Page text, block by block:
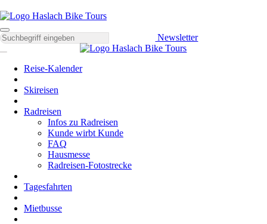
Newsletter
Reise-Kalender
Skireisen
Radreisen
Infos zu Radreisen
Kunde wirbt Kunde
FAQ
Hausmesse
Radreisen-Fotostrecke
Tagesfahrten
Mietbusse